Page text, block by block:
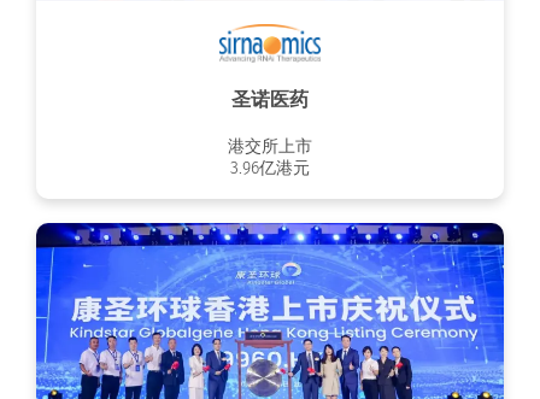
圣诺医药
港交所上市
3.96亿港元